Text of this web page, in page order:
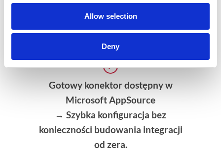
Allow selection
Deny
→ Rejestrowanie przesunięć
magazynowych, zgłoszeń
serwisowych, tworzenie zleceń.
Gotowy konektor dostępny w
Microsoft AppSource
→ Szybka konfiguracja bez
konieczności budowania integracji
od zera.